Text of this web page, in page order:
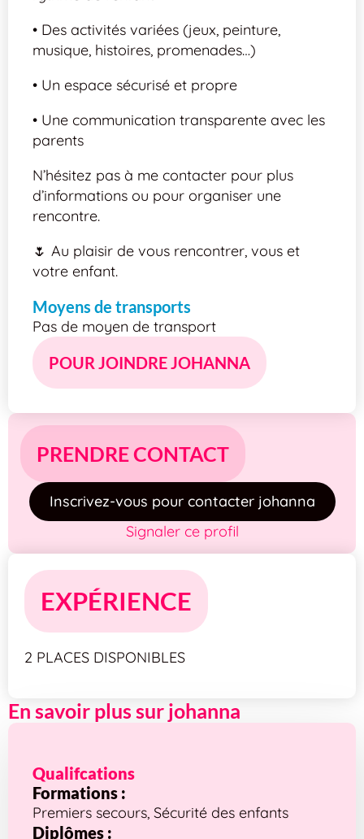
• Des activités variées (jeux, peinture,
musique, histoires, promenades…)
• Un espace sécurisé et propre
• Une communication transparente avec les
parents
N’hésitez pas à me contacter pour plus
d’informations ou pour organiser une
rencontre.
🌷 Au plaisir de vous rencontrer, vous et
votre enfant.
Moyens de transports
Pas de moyen de transport
POUR JOINDRE JOHANNA
PRENDRE CONTACT
Inscrivez-vous pour contacter johanna
Signaler ce profil
EXPÉRIENCE
2 PLACES DISPONIBLES
En savoir plus sur johanna
Qualifcations
Formations :
Premiers secours, Sécurité des enfants
Diplômes :